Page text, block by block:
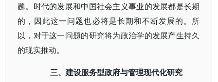
题。时代的发展和中国社会主义事业的发展都是长期
的，因此这一问题也必将是长期和不断发展的。所
以，对于这一问题的研究将为政治学的发展产生持久
的现实推动。
三、建设服务型政府与管理现代化研究